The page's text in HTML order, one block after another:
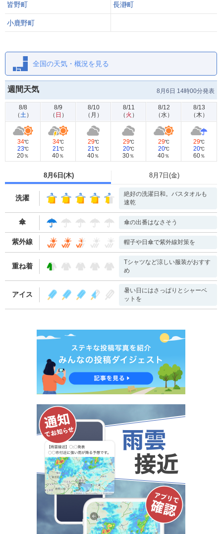
皆野町 長瀞町
小鹿野町
全国の天気・概況を見る
週間天気 8月6日 14時00分発表
8/8
（土）
8/9
（ 日 ）
8/10
（ 月 ）
8/11
（ 火 ）
8/12
（水）
8/13
（木）
34℃
23℃
20％
34℃
21℃
40％
29℃
21℃
40％
29℃
20℃
30％
29℃
20℃
40％
29℃
20℃
60％
8月6日(木) 8月7日(金)
洗濯
絶好の洗濯日和。バスタオルも
速乾
傘 傘の出番はなさそう
紫外線 帽子や日傘で紫外線対策を
重ね着
Tシャツなど涼しい服装がおすす
め
アイス
暑い日にはさっぱりとシャーベ
ットを